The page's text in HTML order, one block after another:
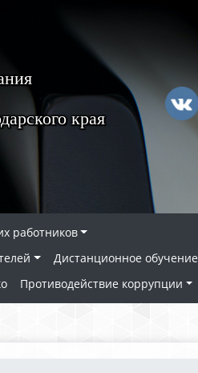
края
работников
Дистанционное обучение
Противодействие коррупции